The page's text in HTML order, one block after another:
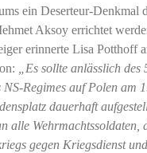
ein Deserteur-Denkmal
Aksoy errichtet
erinnerte Lisa Potthoff
„Es sollte anlässlich des
Regimes auf Polen am
dauerhaft
alle Wehrmachtssoldaten,
gegen Kriegsdienst